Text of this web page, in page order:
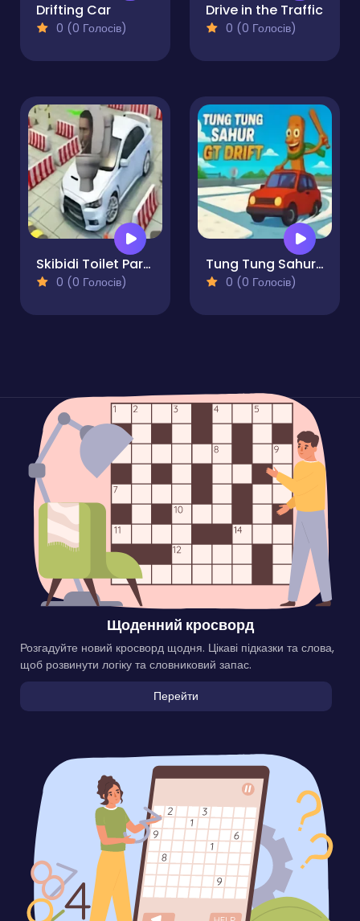
Drifting Car
0 (0 Голосів)
Drive in the Traffic
0 (0 Голосів)
Skibidi Toilet Parking Car
0 (0 Голосів)
Tung Tung Sahur GT Drift
0 (0 Голосів)
Щоденний кросворд
Розгадуйте новий кросворд щодня. Цікаві підказки та слова,
щоб розвинути логіку та словниковий запас.
Перейти